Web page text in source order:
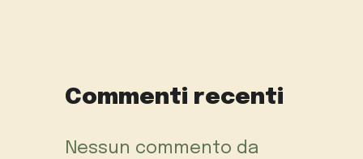
Commenti recenti
Nessun commento da